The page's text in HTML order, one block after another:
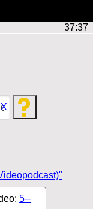
37:36
X
5--